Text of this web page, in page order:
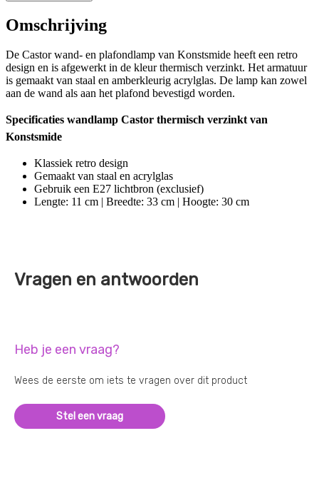
Omschrijving
De Castor wand- en plafondlamp van Konstsmide heeft een retro
design en is afgewerkt in de kleur thermisch verzinkt. Het armatuur
is gemaakt van staal en amberkleurig acrylglas. De lamp kan zowel
aan de wand als aan het plafond bevestigd worden.
Specificaties wandlamp Castor thermisch verzinkt van
Konstsmide
Klassiek retro design
Gemaakt van staal en acrylglas
Gebruik een E27 lichtbron (exclusief)
Lengte: 11 cm | Breedte: 33 cm | Hoogte: 30 cm
Vragen en antwoorden
Heb je een vraag?
Wees de eerste om iets te vragen over dit product
Stel een vraag